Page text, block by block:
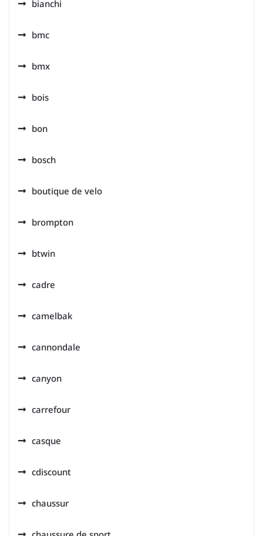
bianchi
bmc
bmx
bois
bon
bosch
boutique de velo
brompton
btwin
cadre
camelbak
cannondale
canyon
carrefour
casque
cdiscount
chaussur